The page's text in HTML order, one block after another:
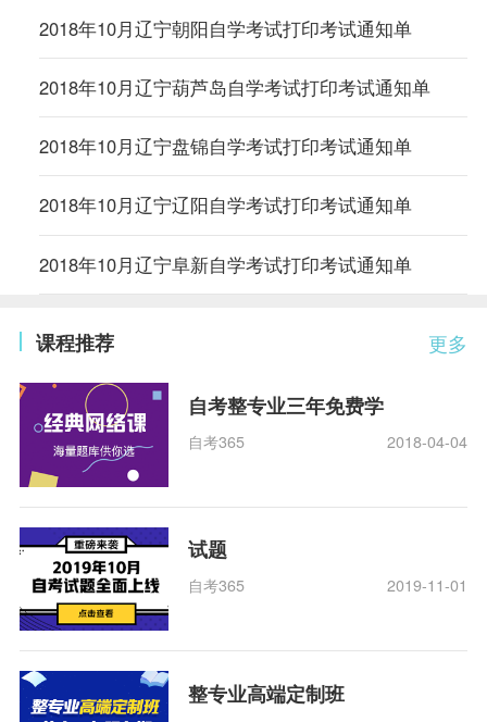
2018年10月辽宁朝阳自学考试打印考试通知单
2018年10月辽宁葫芦岛自学考试打印考试通知单
2018年10月辽宁盘锦自学考试打印考试通知单
2018年10月辽宁辽阳自学考试打印考试通知单
2018年10月辽宁阜新自学考试打印考试通知单
更多
课程推荐
自考整专业三年免费学
自考365 2018-04-04
试题
自考365 2019-11-01
整专业高端定制班